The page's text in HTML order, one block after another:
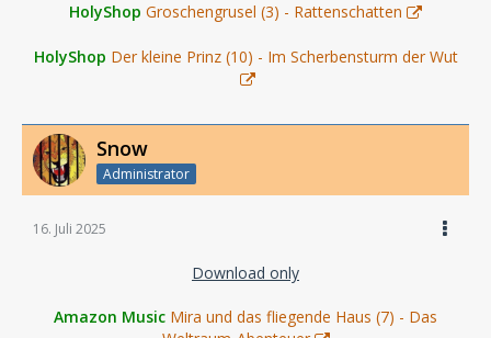
HolyShop Groschengrusel (3) - Rattenschatten
HolyShop Der kleine Prinz (10) - Im Scherbensturm der Wut
Snow
Administrator
16. Juli 2025
Download only
Amazon Music Mira und das fliegende Haus (7) - Das